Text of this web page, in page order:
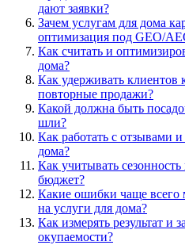
дают заявки?
Зачем услугам для дома
оптимизация под GEO/
Как считать и
дома?
Как удерживать клиентов
повторные продажи?
Какой должна быть
шли?
Как работать с отзывами
дома?
Как учитывать
бюджет?
Какие ошибки чаще всего
на услуги для дома?
Как измерять результат и
окупаемости?